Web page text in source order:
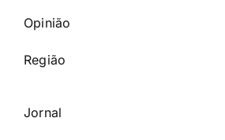
Opinião
Região
Jornal